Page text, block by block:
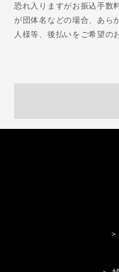
恐れ入りますがお振込手数
が団体名などの場合、あら
人様等、後払いをご希望の